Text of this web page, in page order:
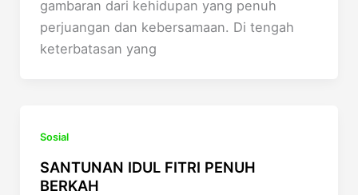
gambaran dari kehidupan yang penuh
perjuangan dan kebersamaan. Di tengah
keterbatasan yang
Sosial
SANTUNAN IDUL FITRI PENUH
BERKAH